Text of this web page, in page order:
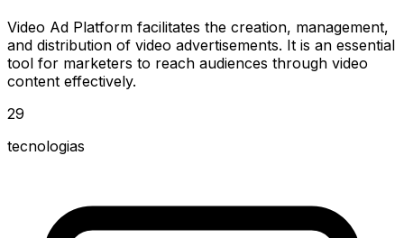
Video Ad Platform facilitates the creation, management,
and distribution of video advertisements. It is an essential
tool for marketers to reach audiences through video
content effectively.
29
tecnologias